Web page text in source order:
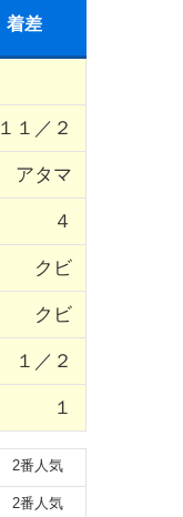
着差
１１／２
アタマ
４
クビ
クビ
１／２
１
2番人気
2番人気